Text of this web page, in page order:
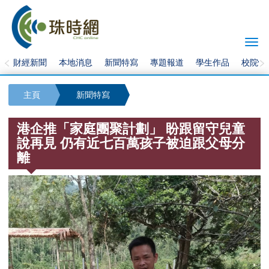
財經新聞 本地消息 新聞特寫 專題報道 學生作品 校院快
主頁 新聞特寫
港企推「家庭團聚計劃」 盼跟留守兒童
說再見 仍有近七百萬孩子被迫跟父母分
離